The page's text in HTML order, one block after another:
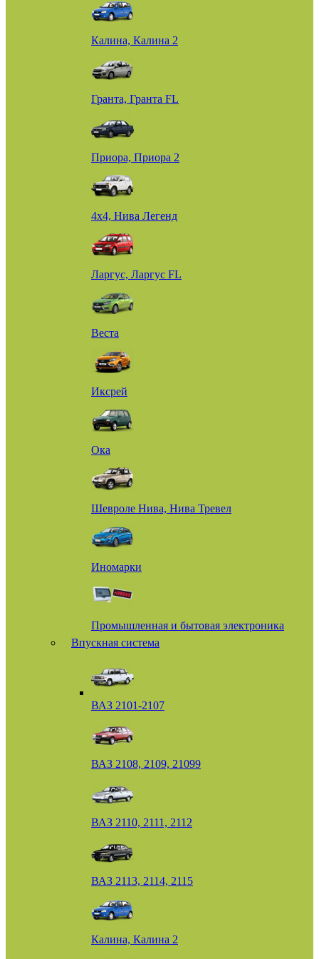
Калина, Калина 2
Гранта, Гранта FL
Приора, Приора 2
4х4, Нива Легенд
Ларгус, Ларгус FL
Веста
Иксрей
Ока
Шевроле Нива, Нива Тревел
Иномарки
Промышленная и бытовая электроника
Впускная система
ВАЗ 2101-2107
ВАЗ 2108, 2109, 21099
ВАЗ 2110, 2111, 2112
ВАЗ 2113, 2114, 2115
Калина, Калина 2